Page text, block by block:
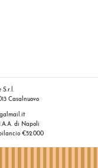
S.r.l.
Casalnuovo
di Napoli
€52.000